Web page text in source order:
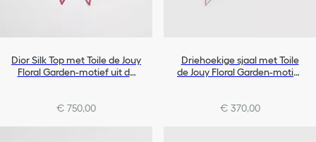
Dior Silk Top met Toile de Jouy
Floral Garden-motief uit de
€ 750,00
Driehoekige sjaal met Toile
de Jouy Floral Garden-motief
€ 370,00